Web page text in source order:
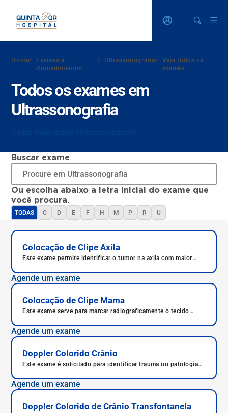
Home/
Exames e
Procedimentos
/ Ultrassonografia/
Veja todos os
exames
Todos os exames em
Ultrassonografia
Buscar exame
Ou escolha abaixo a letra inicial do exame que
você procura.
TODAS C D E F H M P R U
Colocação de Clipe Axila
Este exame permite identificar o tumor na axila com maior
Agende um exame
Colocação de Clipe Mama
Este exame serve para marcar radiograficamente o tecido
Agende um exame
Doppler Colorido Crânio
Este exame é solicitado para identificar trauma ou patologias
Agende um exame
Doppler Colorido de Crânio Transfontanela